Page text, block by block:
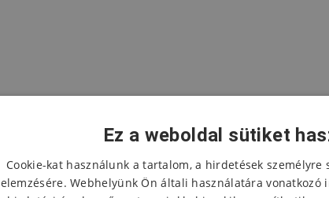
Ez a weboldal sütiket
Cookie-kat használunk a tartalom, a hirdetések személyre
elemzésére. Webhelyünk Ön általi használatára vonatkozó